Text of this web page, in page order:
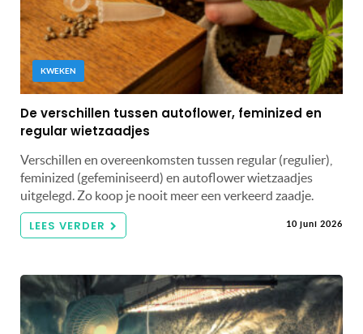
KWEKEN
De verschillen tussen autoflower, feminized en
regular wietzaadjes
Verschillen en overeenkomsten tussen regular (regulier),
feminized (gefeminiseerd) en autoflower wietzaadjes
uitgelegd. Zo koop je nooit meer een verkeerd zaadje.
LEES VERDER 10 juni 2026